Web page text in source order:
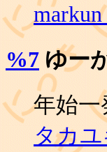
%7 ゆー
年始
タカ